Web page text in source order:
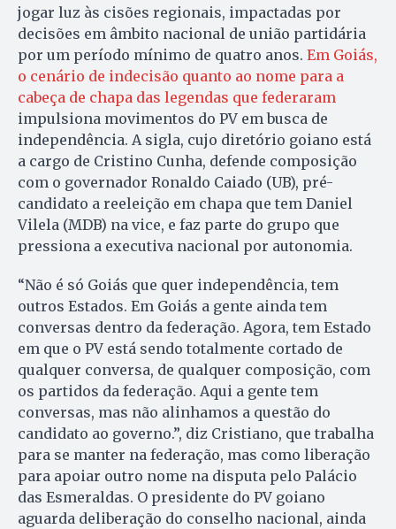
jogar luz às cisões regionais, impactadas por
decisões em âmbito nacional de união partidária
por um período mínimo de quatro anos. Em Goiás,
o cenário de indecisão quanto ao nome para a
cabeça de chapa das legendas que federaram
impulsiona movimentos do PV em busca de
independência. A sigla, cujo diretório goiano está
a cargo de Cristino Cunha, defende composição
com o governador Ronaldo Caiado (UB), pré-
candidato a reeleição em chapa que tem Daniel
Vilela (MDB) na vice, e faz parte do grupo que
pressiona a executiva nacional por autonomia.
“Não é só Goiás que quer independência, tem
outros Estados. Em Goiás a gente ainda tem
conversas dentro da federação. Agora, tem Estado
em que o PV está sendo totalmente cortado de
qualquer conversa, de qualquer composição, com
os partidos da federação. Aqui a gente tem
conversas, mas não alinhamos a questão do
candidato ao governo.”, diz Cristiano, que trabalha
para se manter na federação, mas como liberação
para apoiar outro nome na disputa pelo Palácio
das Esmeraldas. O presidente do PV goiano
aguarda deliberação do conselho nacional, ainda